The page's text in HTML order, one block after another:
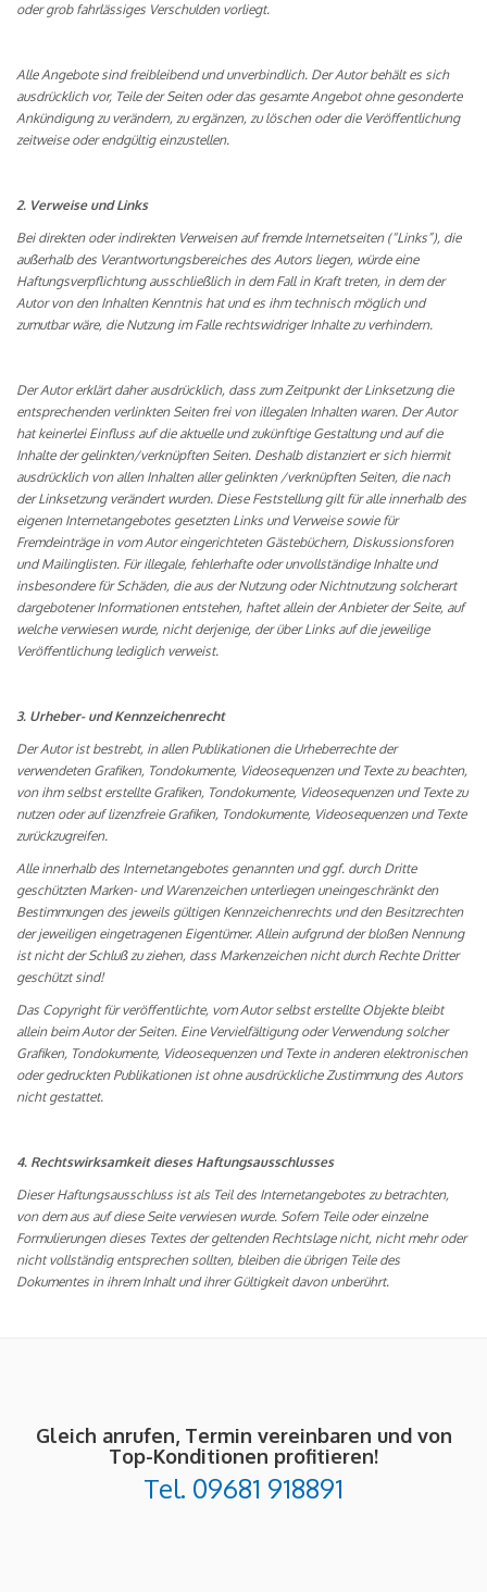
oder grob fahrlässiges Verschulden vorliegt.
Alle Angebote sind freibleibend und unverbindlich. Der Autor behält es sich
ausdrücklich vor, Teile der Seiten oder das gesamte Angebot ohne gesonderte
Ankündigung zu verändern, zu ergänzen, zu löschen oder die Veröffentlichung
zeitweise oder endgültig einzustellen.
2. Verweise und Links
Bei direkten oder indirekten Verweisen auf fremde Internetseiten (“Links”), die
außerhalb des Verantwortungsbereiches des Autors liegen, würde eine
Haftungsverpflichtung ausschließlich in dem Fall in Kraft treten, in dem der
Autor von den Inhalten Kenntnis hat und es ihm technisch möglich und
zumutbar wäre, die Nutzung im Falle rechtswidriger Inhalte zu verhindern.
Der Autor erklärt daher ausdrücklich, dass zum Zeitpunkt der Linksetzung die
entsprechenden verlinkten Seiten frei von illegalen Inhalten waren. Der Autor
hat keinerlei Einfluss auf die aktuelle und zukünftige Gestaltung und auf die
Inhalte der gelinkten/verknüpften Seiten. Deshalb distanziert er sich hiermit
ausdrücklich von allen Inhalten aller gelinkten /verknüpften Seiten, die nach
der Linksetzung verändert wurden. Diese Feststellung gilt für alle innerhalb des
eigenen Internetangebotes gesetzten Links und Verweise sowie für
Fremdeinträge in vom Autor eingerichteten Gästebüchern, Diskussionsforen
und Mailinglisten. Für illegale, fehlerhafte oder unvollständige Inhalte und
insbesondere für Schäden, die aus der Nutzung oder Nichtnutzung solcherart
dargebotener Informationen entstehen, haftet allein der Anbieter der Seite, auf
welche verwiesen wurde, nicht derjenige, der über Links auf die jeweilige
Veröffentlichung lediglich verweist.
3. Urheber- und Kennzeichenrecht
Der Autor ist bestrebt, in allen Publikationen die Urheberrechte der
verwendeten Grafiken, Tondokumente, Videosequenzen und Texte zu beachten,
von ihm selbst erstellte Grafiken, Tondokumente, Videosequenzen und Texte zu
nutzen oder auf lizenzfreie Grafiken, Tondokumente, Videosequenzen und Texte
zurückzugreifen.
Alle innerhalb des Internetangebotes genannten und ggf. durch Dritte
geschützten Marken- und Warenzeichen unterliegen uneingeschränkt den
Bestimmungen des jeweils gültigen Kennzeichenrechts und den Besitzrechten
der jeweiligen eingetragenen Eigentümer. Allein aufgrund der bloßen Nennung
ist nicht der Schluß zu ziehen, dass Markenzeichen nicht durch Rechte Dritter
geschützt sind!
Das Copyright für veröffentlichte, vom Autor selbst erstellte Objekte bleibt
allein beim Autor der Seiten. Eine Vervielfältigung oder Verwendung solcher
Grafiken, Tondokumente, Videosequenzen und Texte in anderen elektronischen
oder gedruckten Publikationen ist ohne ausdrückliche Zustimmung des Autors
nicht gestattet.
4. Rechtswirksamkeit dieses Haftungsausschlusses
Dieser Haftungsausschluss ist als Teil des Internetangebotes zu betrachten,
von dem aus auf diese Seite verwiesen wurde. Sofern Teile oder einzelne
Formulierungen dieses Textes der geltenden Rechtslage nicht, nicht mehr oder
nicht vollständig entsprechen sollten, bleiben die übrigen Teile des
Dokumentes in ihrem Inhalt und ihrer Gültigkeit davon unberührt.
Gleich anrufen, Termin vereinbaren und von
Top-Konditionen profitieren!
Tel. 09681 918891